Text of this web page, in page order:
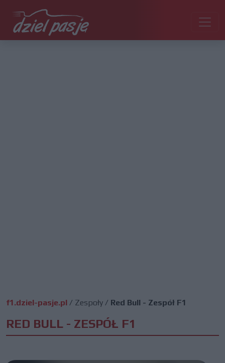
f1.dziel-pasje.pl / Zespoły / Red Bull - Zespół F1
RED BULL - ZESPÓŁ F1